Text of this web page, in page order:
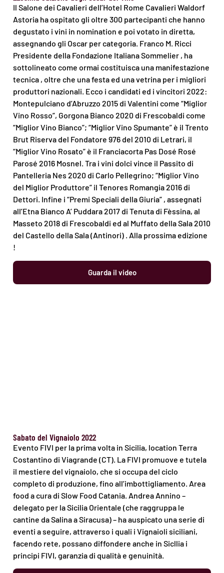
Il Salone dei Cavalieri dell’Hotel Rome Cavalieri Waldorf
Astoria ha ospitato gli oltre 300 partecipanti che hanno
degustato i vini in nomination e poi votato in diretta,
assegnando gli Oscar per categoria. Franco M. Ricci
Presidente della Fondazione Italiana Sommelier , ha
sottolineato come ormai costituisca una manifestazione
tecnica , oltre che una festa ed una vetrina per i migliori
produttori nazionali. Ecco i candidati ed i vincitori 2022:
Montepulciano d’Abruzzo 2015 di Valentini come “Miglior
Vino Rosso”, Gorgona Bianco 2020 di Frescobaldi come
“Miglior Vino Bianco”; “Miglior Vino Spumante” è il Trento
Brut Riserva del Fondatore 976 del 2010 di Letrari, il
“Miglior Vino Rosato” è il Franciacorta Pas Dosé Rosé
Parosé 2016 Mosnel. Tra i vini dolci vince il Passito di
Pantelleria Nes 2020 di Carlo Pellegrino; “Miglior Vino
del Miglior Produttore” il Tenores Romangia 2016 di
Dettori. Infine i “Premi Speciali della Giuria” , assegnati
all’Etna Bianco A’ Puddara 2017 di Tenuta di Fèssina, al
Masseto 2018 di Frescobaldi ed al Muffato della Sala 2010
del Castello della Sala (Antinori) . Alla prossima edizione
!
Guarda il video
Sabato del Vignaiolo 2022
Evento FIVI per la prima volta in Sicilia, location Terra
Costantino di Viagrande (CT). La FIVI promuove e tutela
il mestiere del vignaiolo, che si occupa del ciclo
completo di produzione, fino all’imbottigliamento. Area
food a cura di Slow Food Catania. Andrea Annino –
delegato per la Sicilia Orientale (che raggruppa le
cantine da Salina a Siracusa) – ha auspicato una serie di
eventi a seguire, attraverso i quali i Vignaioli siciliani,
facendo rete, possano diffondere anche in Sicllia i
principi FIVI, garanzia di qualità e genuinità.